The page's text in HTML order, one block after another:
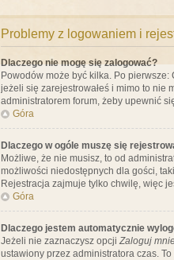
Problemy z logowaniem i
Dlaczego nie mogę się zalogować?
Powodów może być kilka. Po
jeżeli się zarejestrowałeś i mimo to nie
administratorem forum, żeby upewnić
Góra
Dlaczego w ogóle muszę się
Możliwe, że nie musisz, to od
możliwości niedostępnych dla gości,
Rejestracja zajmuje tylko chwilę, więc
Góra
Dlaczego jestem automatycznie
Jeżeli nie zaznaczysz opcji Zaloguj
ustawiony przez administratora czas.